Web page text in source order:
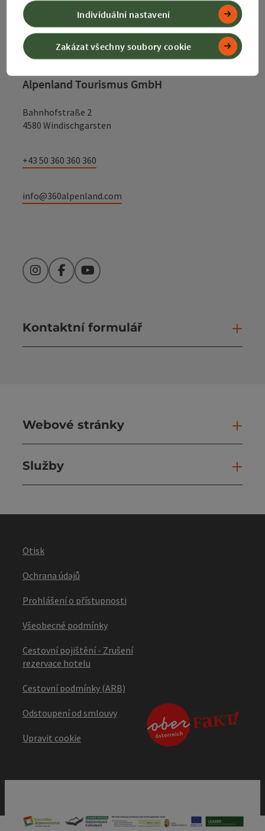
Kontakt
Alpenland Tourismus GmbH
Bahnhofstraße 2
4580 Windischgarsten
+43 50 360 360 360
info@360alpenland.com
InstagramFacebookYouTube
Kontaktní formulář
Webové stránky
Služby
Otisk
Ochrana údajů
Prohlášení o přístupnosti
Všeobecné podmínky
Cestovní pojištění - Zrušení
rezervace hotelu
Cestovní podmínky (ARB)
Odstoupení od smlouvy
Upravit cookie
Zakázat všechny soubory cookie
Individuální nastavení